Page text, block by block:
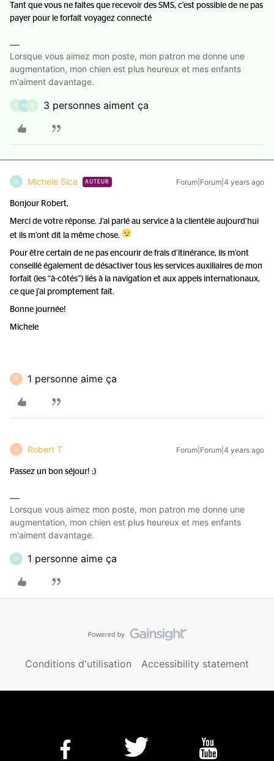
Tant que vous ne faites que recevoir des SMS, c’est possible de ne pas
payer pour le forfait voyagez connecté
Lorsque vous aimez mon poste, mon patron me donne une
augmentation, mon chien est plus heureux et mes enfants
m'aiment davantage.
C M M 3 personnes aiment ça
M Michele Sica AUTEUR Forum|Forum|4 years ago
Bonjour Robert,
Merci de votre réponse. J’ai parlé au service à la clientèle aujourd’hui
et ils m’ont dit la même chose.
Pour être certain de ne pas encourir de frais d’itinérance, ils m’ont
conseillé également de désactiver tous les services auxiliaires de mon
forfait (les “à-côtés”) liés à la navigation et aux appels internationaux,
ce que j’ai promptement fait.
Bonne journée!
Michele
R 1 personne aime ça
R Robert T Forum|Forum|4 years ago
Passez un bon séjour! :)
Lorsque vous aimez mon poste, mon patron me donne une
augmentation, mon chien est plus heureux et mes enfants
m'aiment davantage.
M 1 personne aime ça
Conditions d'utilisation Accessibility statement